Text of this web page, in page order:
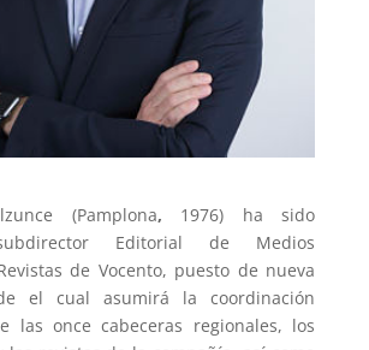
(Pamplona, 1976) ha sido
Editorial de Medios
de Vocento, puesto de nueva
el cual asumirá la coordinación
las once cabeceras regionales, los